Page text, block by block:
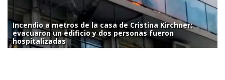
Incendio a metros de la casa de Cristina Kirchner:
evacuaron un edificio y dos personas fueron
hospitalizadas